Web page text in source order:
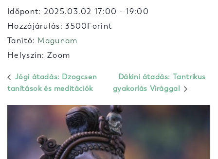
Időpont: 2025.03.02 17:00 -19:00
Hozzájárulás: 3500Forint
Tanító: Magunam
Helyszín: Zoom
Jógi átadás: Dzogcsen
tanítások és meditációk
Dákini átadás: Tantrikus
gyakorlás Virággal